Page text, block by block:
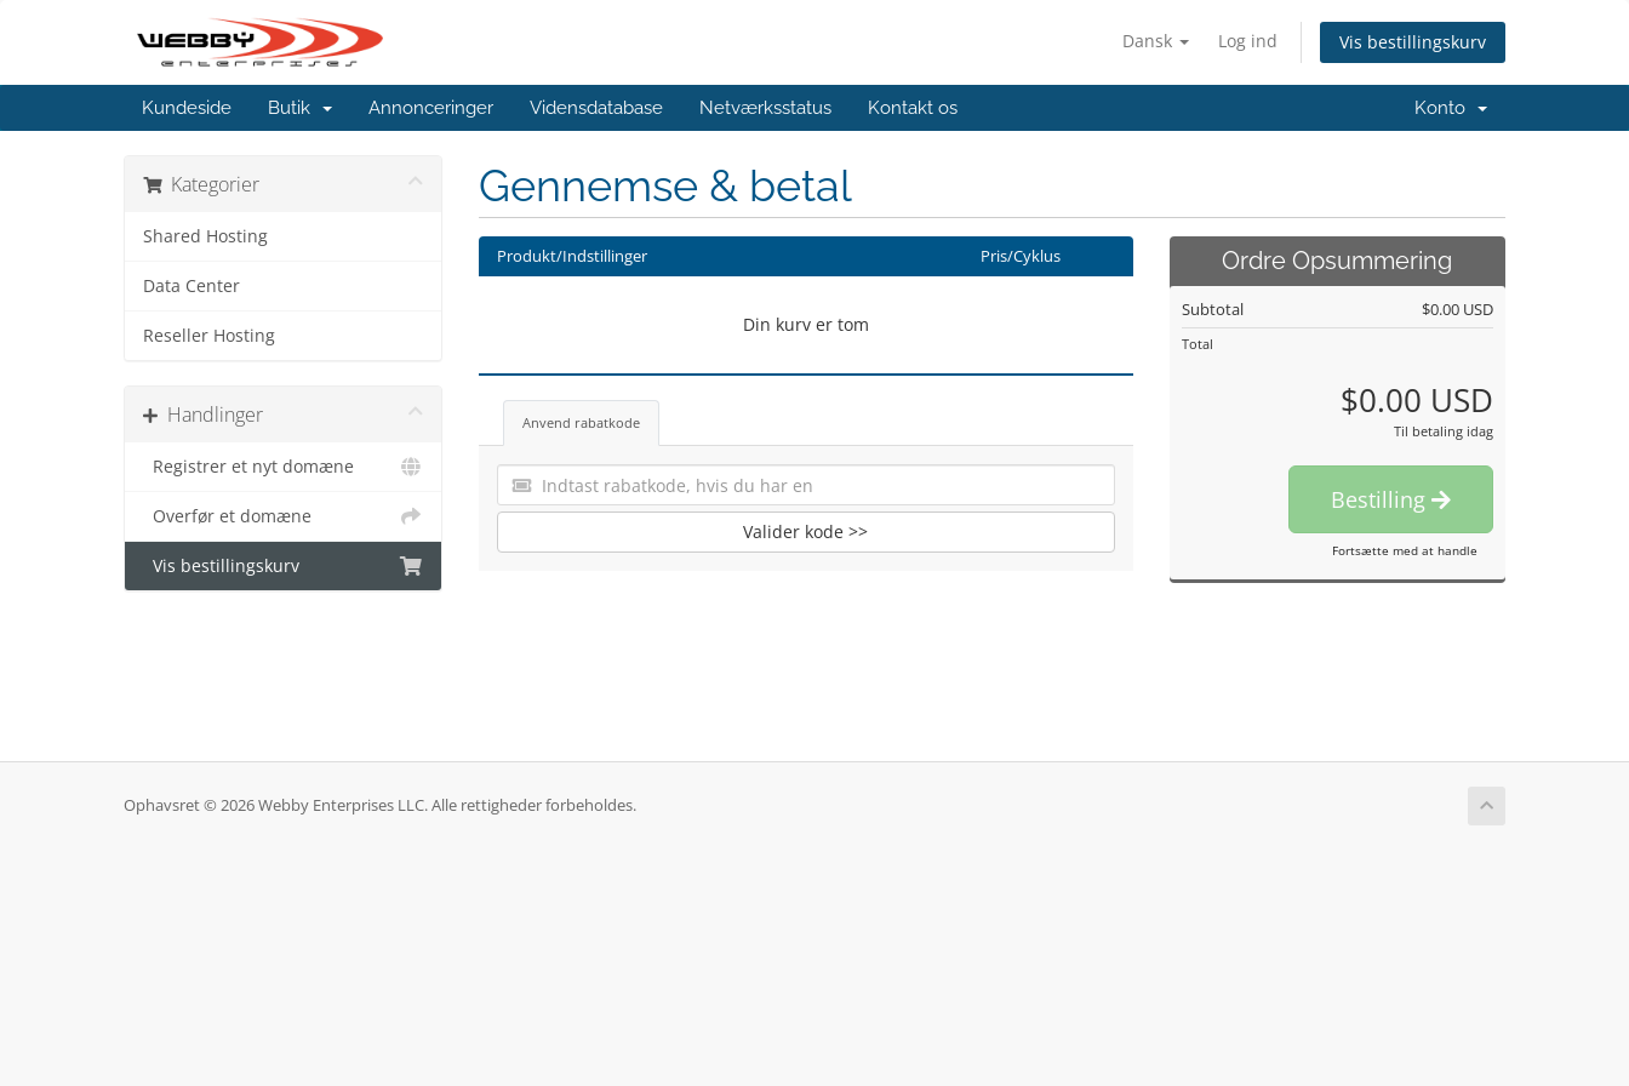
Dansk Log ind Vis bestillingskurv
Kundeside Butik Annonceringer Vidensdatabase Netværksstatus Kontakt os Konto
Kategorier
Shared Hosting
Data Center
Reseller Hosting
Handlinger
Registrer et nyt domæne
Overfør et domæne
Vis bestillingskurv
Gennemse & betal
Produkt/Indstillinger Pris/Cyklus
Din kurv er tom
Anvend rabatkode
Valider kode >>
Ordre Opsummering
Subtotal $0.00 USD
Total
$0.00 USD
Til betaling idag
Bestilling
Fortsætte med at handle
Ophavsret © 2026 Webby Enterprises LLC. Alle rettigheder forbeholdes.